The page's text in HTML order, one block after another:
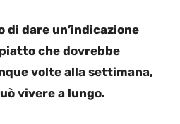
di dare un’indicazione
che dovrebbe
volte alla settimana,
vivere a lungo.